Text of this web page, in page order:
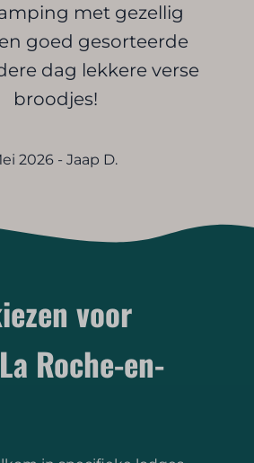
met gezellig
goed gesorteerde
dag lekkere verse
broodjes!
2026 - Jaap D.
voor
Roche-en-